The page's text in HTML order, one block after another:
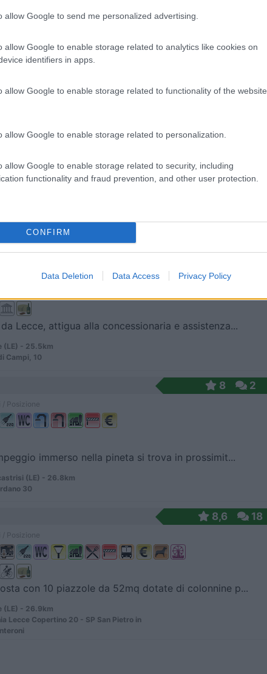
allow Google to send me personalized advertising.
allow Google to enable storage related to analytics like cookies on
identifiers in apps.
allow Google to enable storage related to functionality of the website
allow Google to enable storage related to personalization.
allow Google to enable storage related to security, including
functionality and fraud prevention, and other user protection.
CONFIRM
Data Deletion Data Access Privacy Policy
agricola con agriturismo, ristorante e maneggio...
dei Cervi
Posizione
Otranto Porto Badisco
8,3 38
Lecce, attigua alla concessionaria e assistenza...
(LE) - 25.5km
Campi, 10
8 2
immerso nella pineta si trova in prossimit...
(LE) - 26.8km
30
8,6 18
con 10 piazzole da 52mq dotate di colonnine p...
(LE) - 26.9km
Lecce Copertino 20 - SP San Pietro in